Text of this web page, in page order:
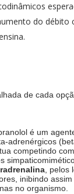
do débito
de cada
é um
adrenérgicos
competindo
, pelos
inibindo
no organismo.